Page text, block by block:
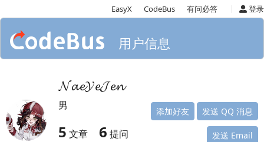
EasyX CodeBus 有问必答 登录
用户信息
𝓝𝓪𝓮𝓨𝓮𝓙𝓮𝓷
男
5 文章 6 提问
添加好友 发送 QQ 消息
发送 Email